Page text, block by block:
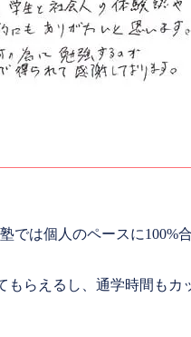
では個人のペースに100%
もらえるし、通学時間もカ